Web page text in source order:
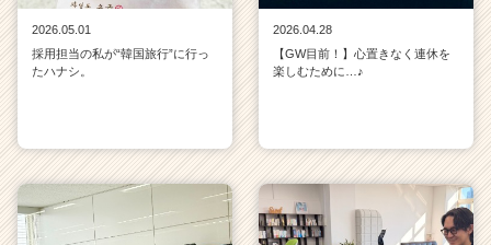
2026.05.01
採用担当の私が“韓国旅行”に行っ
たハナシ。
2026.04.28
【GW目前！】心置きなく連休を
楽しむために…♪